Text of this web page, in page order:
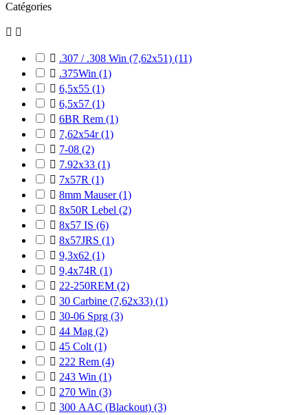
Catégories
 
 .307 / .308 Win (7,62x51) (11)
 .375Win (1)
 6,5x55 (1)
 6,5x57 (1)
 6BR Rem (1)
 7,62x54r(1)
 7-08 (2)
 7.92x33 (1)
 7x57R (1)
 8mm Mauser(1)
 8x50R Lebel (2)
 8x57 IS (6)
 8x57JRS (1)
 9,3x62 (1)
 9,4x74R (1)
 22-250REM (2)
 30 Carbine (7,62x33) (1)
 30-06 Sprg (3)
 44 Mag (2)
 45 Colt (1)
 222 Rem (4)
 243 Win (1)
 270 Win (3)
 300 AAC (Blackout) (3)